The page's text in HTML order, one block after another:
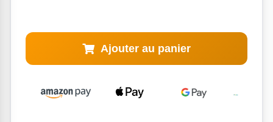
Ajouter au panier